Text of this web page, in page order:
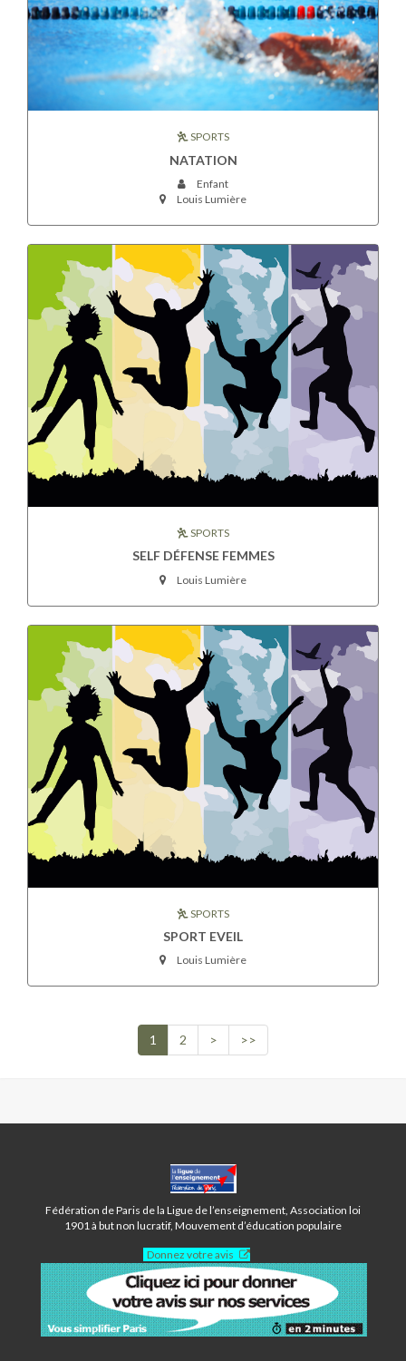
SPORTS
NATATION
Enfant
Louis Lumière
SPORTS
SELF DÉFENSE FEMMES
Louis Lumière
SPORTS
SPORT EVEIL
Louis Lumière
1 2 > >>
CENTRE
LOUIS
LUMIÈRE
-
20ÈME
Fédération de Paris de la Ligue de l’enseignement, Association loi
1901 à but non lucratif, Mouvement d’éducation populaire
Donnez votre avis